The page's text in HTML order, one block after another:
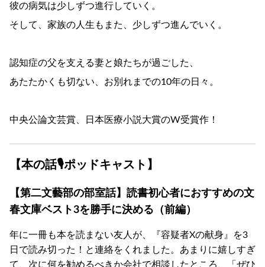
彼の病気は少しずつ進行していく。
そして、家族の人生もまた、少しずつ進んでいく。
認知症の父を支える妻と娘たちが過ごした、
あたたかくも切ない、お別れまでの10年の日々。
中央公論文芸賞、日本医療小説大賞のW受賞作！
【本の話🎙ポッドキャスト】
【第二文藝部の部室話】読書初心者におすすめの文
春文庫ベスト3を勝手に決める（前編）
年に一冊も本を読まない友人が、『容疑者Xの献身』を3
日で読み切った！と連絡をくれました。あまりに嬉しすぎ
て、次に何を勧めるべきか会社で相談したところ、「ぜひ